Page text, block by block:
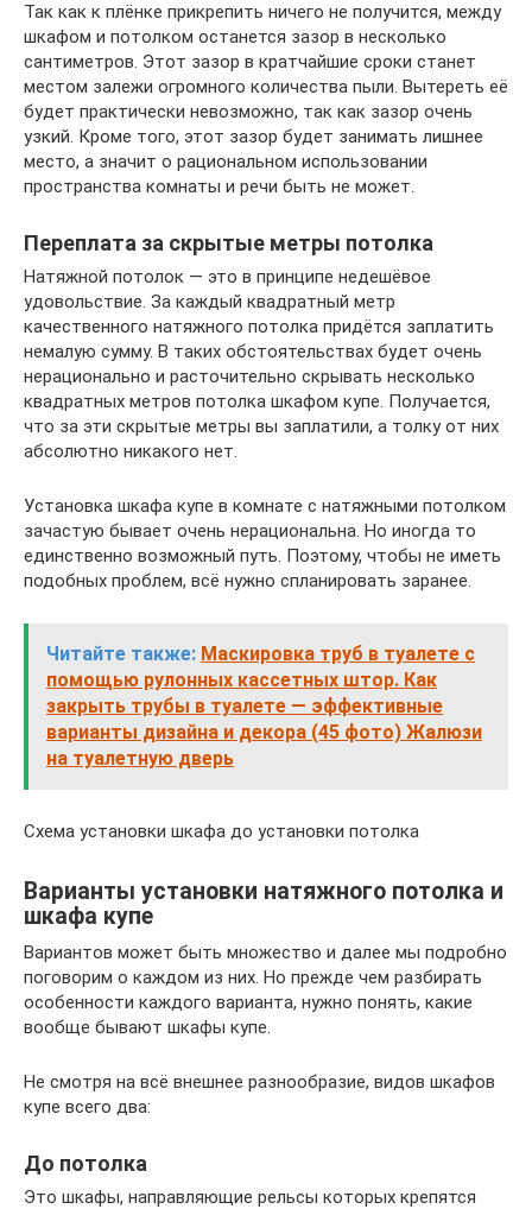
Так как к плёнке прикрепить ничего не получится, между
шкафом и потолком останется зазор в несколько
сантиметров. Этот зазор в кратчайшие сроки станет
местом залежи огромного количества пыли. Вытереть её
будет практически невозможно, так как зазор очень
узкий. Кроме того, этот зазор будет занимать лишнее
место, а значит о рациональном использовании
пространства комнаты и речи быть не может.
Переплата за скрытые метры потолка
Натяжной потолок — это в принципе недешёвое
удовольствие. За каждый квадратный метр
качественного натяжного потолка придётся заплатить
немалую сумму. В таких обстоятельствах будет очень
нерационально и расточительно скрывать несколько
квадратных метров потолка шкафом купе. Получается,
что за эти скрытые метры вы заплатили, а толку от них
абсолютно никакого нет.
Установка шкафа купе в комнате с натяжными потолком
зачастую бывает очень нерациональна. Но иногда то
единственно возможный путь. Поэтому, чтобы не иметь
подобных проблем, всё нужно спланировать заранее.
Читайте также: Маскировка труб в туалете с
помощью рулонных кассетных штор. Как
закрыть трубы в туалете — эффективные
варианты дизайна и декора (45 фото) Жалюзи
на туалетную дверь
Схема установки шкафа до установки потолка
Варианты установки натяжного потолка и
шкафа купе
Вариантов может быть множество и далее мы подробно
поговорим о каждом из них. Но прежде чем разбирать
особенности каждого варианта, нужно понять, какие
вообще бывают шкафы купе.
Не смотря на всё внешнее разнообразие, видов шкафов
купе всего два:
До потолка
Это шкафы, направляющие рельсы которых крепятся